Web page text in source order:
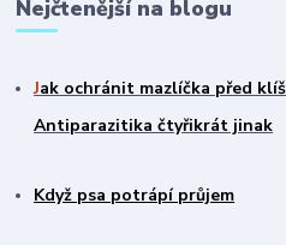
Nejčtenější na blogu
Jak ochránit mazlíčka před
Antiparazitika čtyřikrát jinak
Když psa potrápí průjem